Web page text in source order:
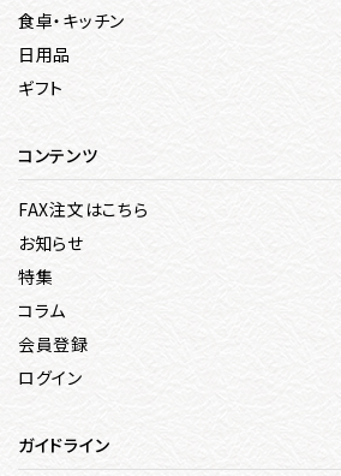
食卓・キッチン
日用品
ギフト
コンテンツ
FAX注文はこちら
お知らせ
特集
コラム
会員登録
ログイン
ガイドライン